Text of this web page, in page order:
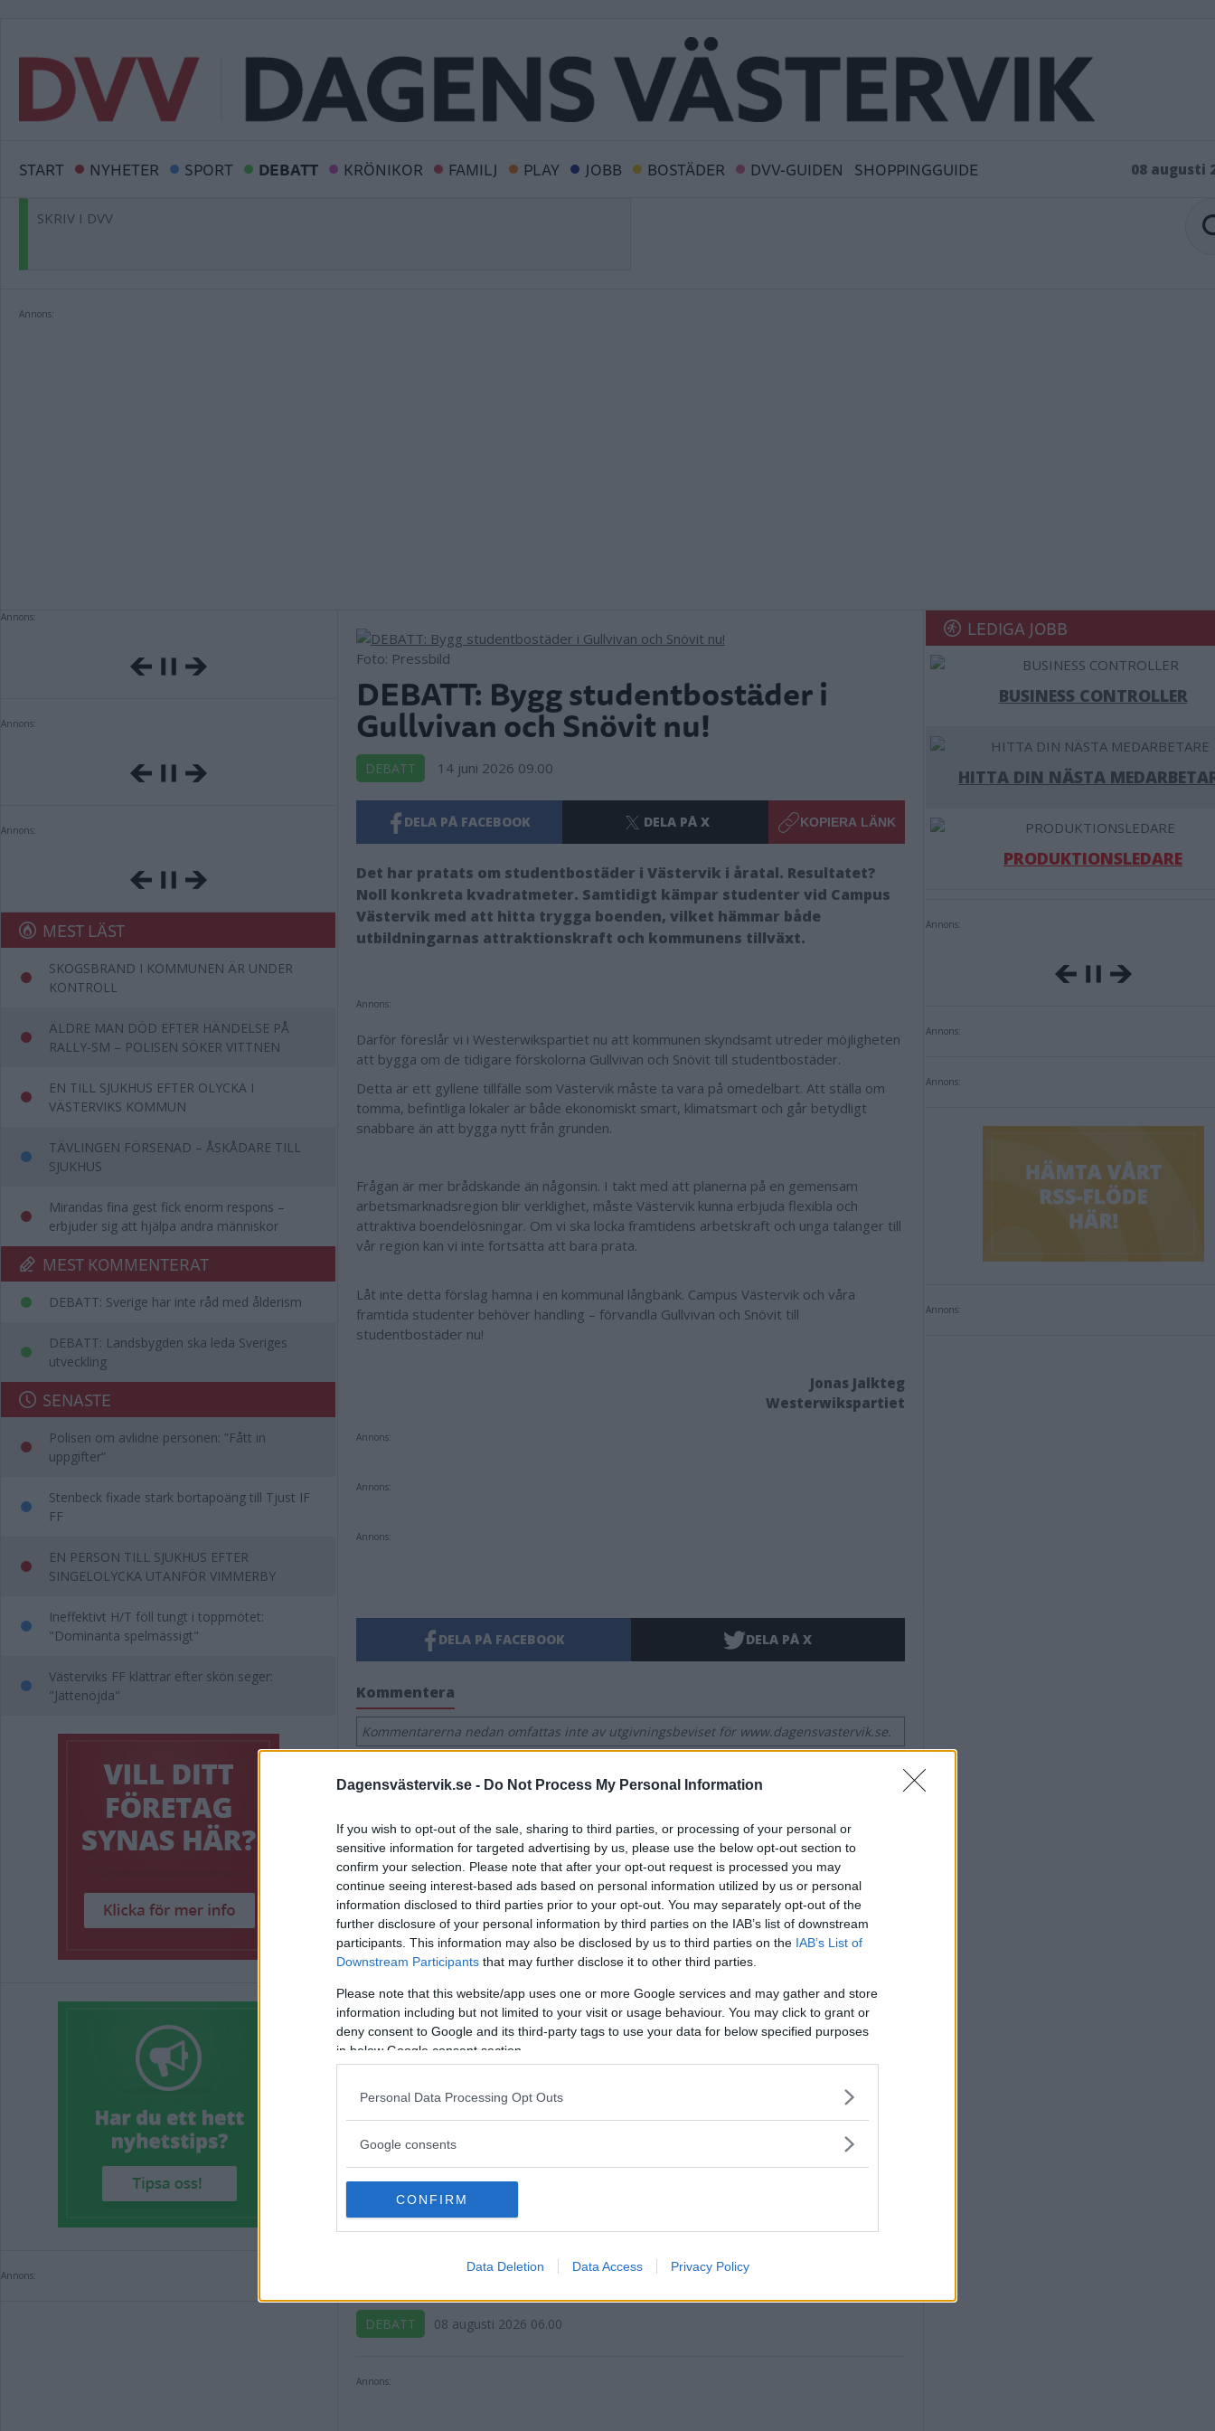
Dagensvästervik.se - Do Not Process My Personal Information
If you wish to opt-out of the sale, sharing to third parties, or processing of your personal or
sensitive information for targeted advertising by us, please use the below opt-out section to
confirm your selection. Please note that after your opt-out request is processed you may
continue seeing interest-based ads based on personal information utilized by us or personal
information disclosed to third parties prior to your opt-out. You may separately opt-out of the
further disclosure of your personal information by third parties on the IAB’s list of downstream
participants. This information may also be disclosed by us to third parties on the IAB’s List of
Downstream Participants that may further disclose it to other third parties.
Please note that this website/app uses one or more Google services and may gather and store
information including but not limited to your visit or usage behaviour. You may click to grant or
deny consent to Google and its third-party tags to use your data for below specified purposes
in below Google consent section.
Personal Data Processing Opt Outs
Google consents
CONFIRM
Data Deletion Data Access Privacy Policy
START NYHETER SPORT DEBATT KRÖNIKOR FAMILJ PLAY JOBB BOSTÄDER DVV-GUIDEN SHOPPINGGUIDE 08 augusti
SKRIV I DVV
Annons:
Annons:
Annons:
Annons:
MEST LÄST
SKOGSBRAND I KOMMUNEN ÄR UNDER
KONTROLL
ÄLDRE MAN DÖD EFTER HÄNDELSE PÅ
RALLY-SM – POLISEN SÖKER VITTNEN
EN TILL SJUKHUS EFTER OLYCKA I
VÄSTERVIKS KOMMUN
TÄVLINGEN FÖRSENAD – ÅSKÅDARE TILL
SJUKHUS
Mirandas fina gest fick enorm respons –
erbjuder sig att hjälpa andra människor
MEST KOMMENTERAT
DEBATT: Sverige har inte råd med ålderism
DEBATT: Landsbygden ska leda Sveriges
utveckling
SENASTE
Polisen om avlidne personen: ”Fått in
uppgifter”
Stenbeck fixade stark bortapoäng till Tjust IF
FF
EN PERSON TILL SJUKHUS EFTER
SINGELOLYCKA UTANFÖR VIMMERBY
Ineffektivt H/T föll tungt i toppmötet:
"Dominanta spelmässigt"
Västerviks FF klättrar efter skön seger:
"Jättenöjda"
Annons:
Foto: Pressbild
DEBATT: Bygg studentbostäder i
Gullvivan och Snövit nu!
DEBATT 14 juni 2026 09.00
DELA PÅ FACEBOOK DELA PÅ X KOPIERA LÄNK
Det har pratats om studentbostäder i Västervik i åratal. Resultatet?
Noll konkreta kvadratmeter. Samtidigt kämpar studenter vid Campus
Västervik med att hitta trygga boenden, vilket hämmar både
utbildningarnas attraktionskraft och kommunens tillväxt.
Annons:
Därför föreslår vi i Westerwikspartiet nu att kommunen skyndsamt utreder möjligheten
att bygga om de tidigare förskolorna Gullvivan och Snövit till studentbostäder.
Detta är ett gyllene tillfälle som Västervik måste ta vara på omedelbart. Att ställa om
tomma, befintliga lokaler är både ekonomiskt smart, klimatsmart och går betydligt
snabbare än att bygga nytt från grunden.
Frågan är mer brådskande än någonsin. I takt med att planerna på en gemensam
arbetsmarknadsregion blir verklighet, måste Västervik kunna erbjuda flexibla och
attraktiva boendelösningar. Om vi ska locka framtidens arbetskraft och unga talanger till
vår region kan vi inte fortsätta att bara prata.
Låt inte detta förslag hamna i en kommunal långbänk. Campus Västervik och våra
framtida studenter behöver handling – förvandla Gullvivan och Snövit till
studentbostäder nu!
Jonas Jalkteg
Westerwikspartiet
Annons:
Annons:
Annons:
DELA PÅ FACEBOOK DELA PÅ X
Kommentera
Kommentarerna nedan omfattas inte av utgivningsbeviset för www.dagensvastervik.se.
DEBATT: Valrörelsen missar Kalmar
läns största tillväxtmöjlighet
DEBATT 08 augusti 2026 06.00
Annons:
LEDIGA JOBB
BUSINESS CONTROLLER
HITTA DIN NÄSTA
PRODUKTIONSLEDARE
Annons:
Annons:
Annons:
Annons: